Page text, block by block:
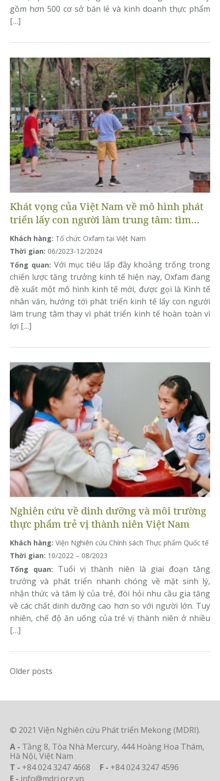
gồm hơn 500 cơ sở bán lẻ và kinh doanh thực phẩm
[…]
Khát vọng của Việt Nam về mô hình phát
triển lấy con người làm trung tâm: tìm
hiểu tiếng nói và quan điểm của nhiều
chủ thể
Khách hàng: Tổ chức Oxfam tại Việt Nam
Thời gian: 06/2023-12/2024
Tổng quan: Với mục tiêu lấp đầy khoảng trống trong
chiến lược tăng trưởng kinh tế hiện nay, Oxfam đang
đề xuất một mô hình kinh tế mới, được gọi là Kinh tế
nhân văn, hướng tới phát triển kinh tế lấy con người
làm trung tâm thay vì phát triển kinh tế hoàn toàn vì
lợi […]
Nghiên cứu về dinh dưỡng và môi trường
thực phẩm trẻ vị thành niên Việt Nam
Khách hàng: Viện Nghiên cứu Chính sách Thực phẩm Quốc tế
Thời gian: 10/2022 – 08/2023
Tổng quan:
Tuổi vị thành niên là giai đoạn tăng
trưởng và phát triển nhanh chóng về mặt sinh lý,
nhận thức và tâm lý của trẻ, đòi hỏi nhu cầu gia tăng
về các chất dinh dưỡng cao hơn so với người lớn. Tuy
nhiên, chế độ ăn uống của trẻ vị thành niên ở nhiều
[…]
Posts
navigation
Older posts
© 2021 Viện Nghiên cứu Phát triển Mekong (MDRI).
A - Tầng 8, Tòa Nhà Mercury, 444 Hoàng Hoa Thám,
Hà Nội, Việt Nam
T - +84 024 3247 4668 F - +84 024 3247 4596
E - info@mdri.org.vn